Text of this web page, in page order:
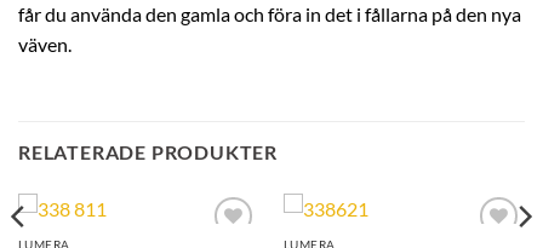
får du använda den gamla och föra in det i fållarna på den nya
väven.
RELATERADE PRODUKTER
LUMERA LUMERA